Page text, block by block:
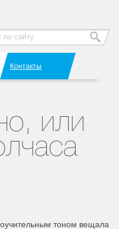
Контакты
или
тоном вещала